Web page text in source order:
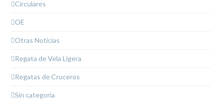
Circulares
OE
Otras Noticias
Regata de Vela Ligera
Regatas de Cruceros
Sin categoría